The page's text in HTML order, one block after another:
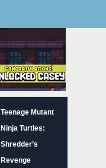
Teenage Mutant
Ninja Turtles:
Shredder’s
Revenge